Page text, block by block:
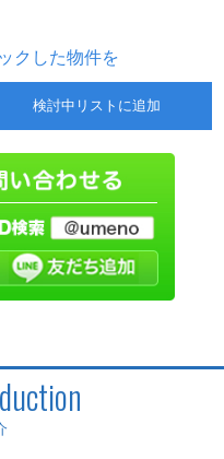
クした物件を
検討中リストに追加